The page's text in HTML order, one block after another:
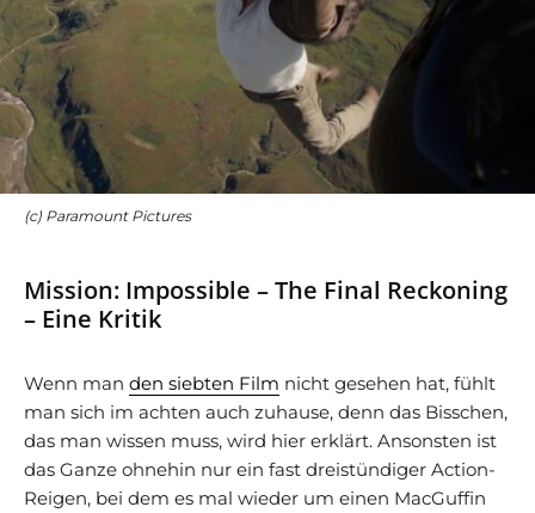
(c) Paramount Pictures
Mission: Impossible – The Final Reckoning
– Eine Kritik
Wenn man den siebten Film nicht gesehen hat, fühlt
man sich im achten auch zuhause, denn das Bisschen,
das man wissen muss, wird hier erklärt. Ansonsten ist
das Ganze ohnehin nur ein fast dreistündiger Action-
Reigen, bei dem es mal wieder um einen MacGuffin